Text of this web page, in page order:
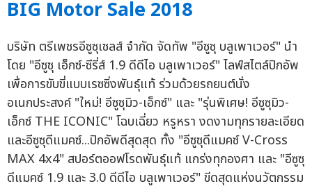
BIG Motor Sale 2018
บริษัท ตรีเพชรอีซูซุเซลส์ จำกัด จัดทัพ "อีซูซุ บลูเพาเวอร์" นำ
โดย "อีซูซุ เอ็กซ์-ซีรี่ส์ 1.9 ดีดีไอ บลูเพาเวอร์" ไลฟ์สไตล์ปิกอัพ
เพื่อการขับขี่แบบเรซซิ่งพันธุ์แท้ ร่วมด้วยรถยนต์นั่ง
อเนกประสงค์ "ใหม่! อีซูซุมิว-เอ็กซ์" และ "รุ่นพิเศษ! อีซูซุมิว-
เอ็กซ์ THE ICONIC" โฉบเฉี่ยว หรูหรา งดงามทุกรายละเอียด
และอีซูซุดีแมคซ์...ปิกอัพดีสุดสุด ทั้ง "อีซูซุดีแมคซ์ V-Cross
MAX 4x4" สปอร์ตออฟโรดพันธุ์แท้ แกร่งทุกองศา และ "อีซูซุ
ดีแมคซ์ 1.9 และ 3.0 ดีดีไอ บลูเพาเวอร์" ขีดสุดแห่งนวัตกรรม